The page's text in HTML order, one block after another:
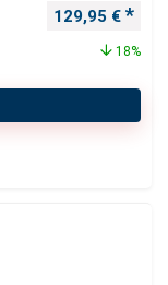
129,95 €
18%